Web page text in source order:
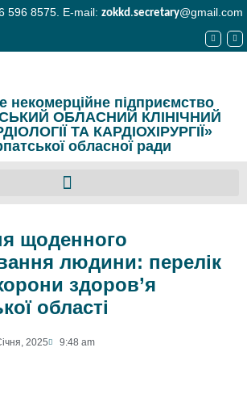
596 8575. E-mail: zokkd.secretary@gmail.com
некомерційне підприємство
ОБЛАСНИЙ КЛІНІЧНИЙ
ТА КАРДІОХІРУРГІЇ»
обласної ради
щоденного
людини: перелік
здоров’я
області
2025 9:48 am